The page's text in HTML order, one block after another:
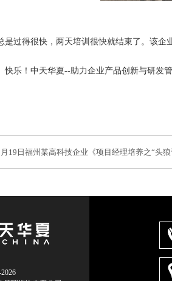
过得很快，两天培训很快就结束了。该企
乐！中天华夏--助力企业产品创新与研发
19日福州某高科技企业《项目经理培养之“头